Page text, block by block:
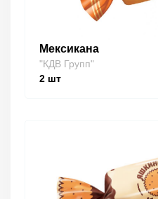
Мексикана
"КДВ Групп"
2 шт